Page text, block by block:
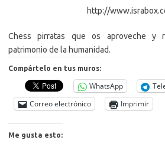
http://
Chess pirratas que os aproveche y
patrimonio de la humanidad.
Compártelo en tus muros:
WhatsApp
Correo electrónico
Imprimir
Me gusta esto: